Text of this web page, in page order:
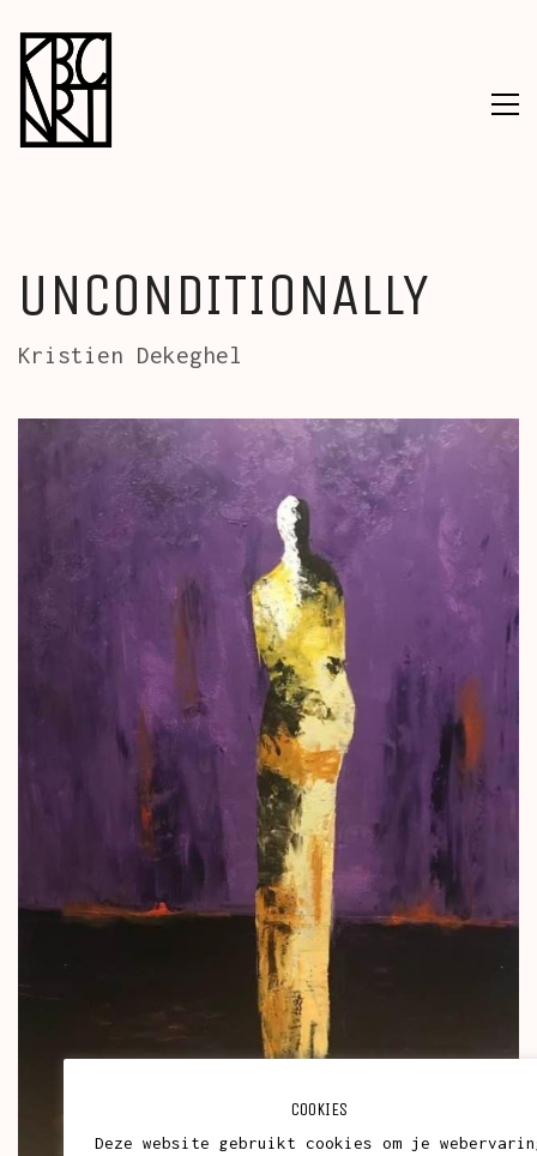
UNCONDITIONALLY
Kristien Dekeghel
COOKIES
Deze website gebruikt cookies om je